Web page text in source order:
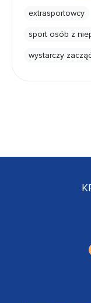
extrasportowcy
sport osób z
wystarczy